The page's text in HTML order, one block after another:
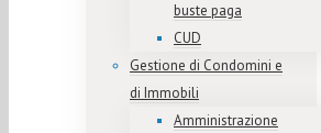
buste paga
CUD
Gestione di Condomini e
di Immobili
Amministrazione